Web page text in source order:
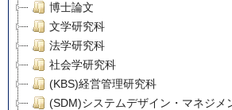
博士論文
文学研究科
法学研究科
社会学研究科
(KBS)経営管理研究科
(SDM)システムデザイン・マネジメ